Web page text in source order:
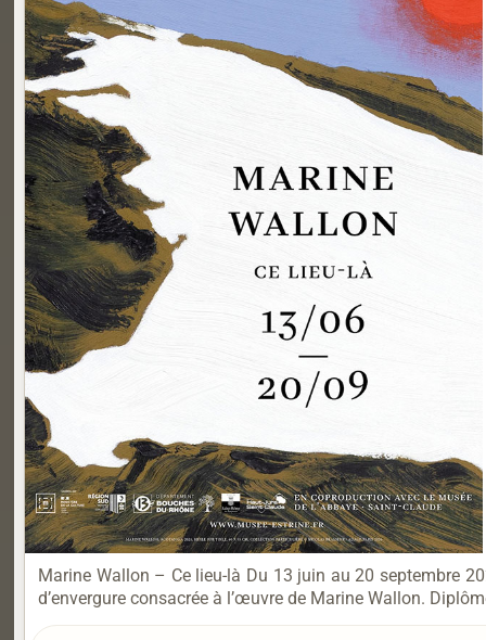
Marine Wallon – Ce lieu-là Du 13 juin au 20 septembre
d’envergure consacrée à l’œuvre de Marine Wallon.